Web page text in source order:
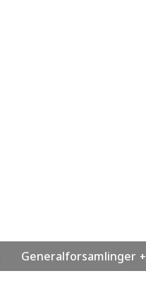
Generalforsamlinger